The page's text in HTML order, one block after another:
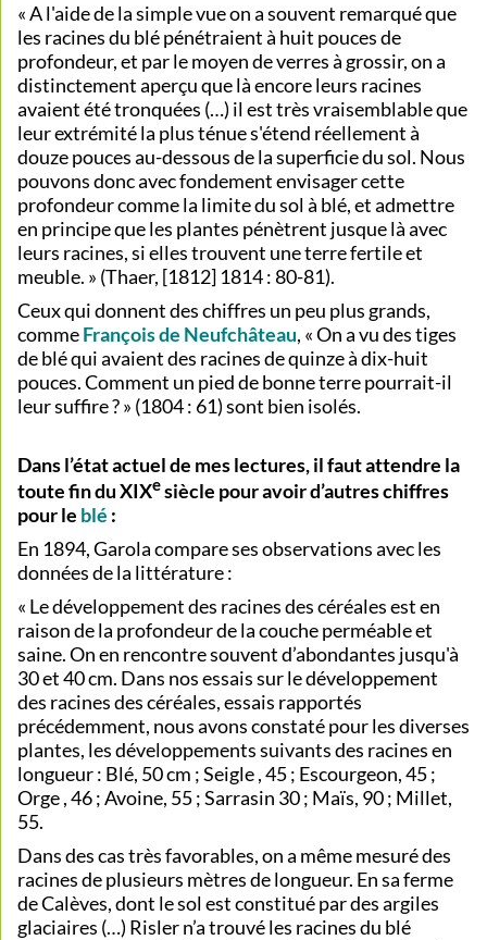
« A l'aide de la simple vue on a souvent remarqué que
les racines du blé pénétraient à huit pouces de
profondeur, et par le moyen de verres à grossir, on a
distinctement aperçu que là encore leurs racines
avaient été tronquées (…) il est très vraisemblable que
leur extrémité la plus ténue s'étend réellement à
douze pouces au-dessous de la superficie du sol. Nous
pouvons donc avec fondement envisager cette
profondeur comme la limite du sol à blé, et admettre
en principe que les plantes pénètrent jusque là avec
leurs racines, si elles trouvent une terre fertile et
meuble. » (Thaer, [1812] 1814 : 80-81).
Ceux qui donnent des chiffres un peu plus grands,
commeFrançois de Neufchâteau, « On a vu des tiges
de blé qui avaient des racines de quinze à dix-huit
pouces. Comment un pied de bonne terre pourrait-il
leur suffire ? » (1804 : 61) sont bien isolés.
Dans l’état actuel de mes lectures, il faut attendre la
toute fin du XIXesiècle pour avoir d’autres chiffres
pour le blé :
En 1894, Garola compare ses observations avec les
données de la littérature :
« Le développement des racines des céréales est en
raison de la profondeur de la couche perméable et
saine. On en rencontre souvent d’abondantes jusqu'à
30 et 40 cm. Dans nos essais sur le développement
des racines des céréales, essais rapportés
précédemment, nous avons constaté pour les diverses
plantes, les développements suivants des racines en
longueur : Blé, 50 cm ; Seigle , 45 ; Escourgeon, 45 ;
Orge , 46 ; Avoine, 55 ; Sarrasin 30 ; Maïs, 90 ; Millet,
55.
Dans des cas très favorables, on a même mesuré des
racines de plusieurs mètres de longueur. En sa ferme
de Calèves, dont le sol est constitué par des argiles
glaciaires (…) Risler n’a trouvé les racines du blé